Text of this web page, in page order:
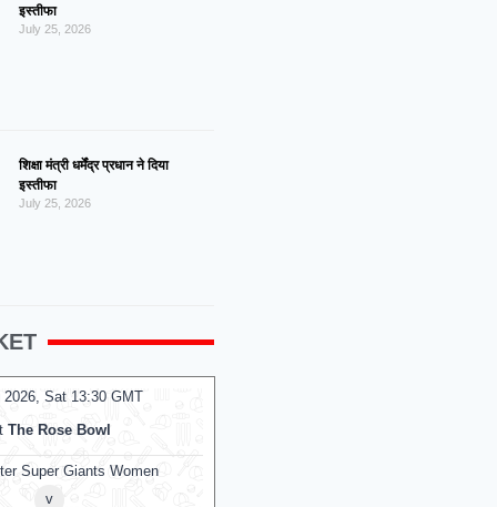
इस्तीफा
July 25, 2026
शिक्षा मंत्री धर्मेंद्र प्रधान ने दिया
इस्तीफा
July 25, 2026
2026, Sat 13:30 GMT
The Rose Bowl
Super Giants Women
v